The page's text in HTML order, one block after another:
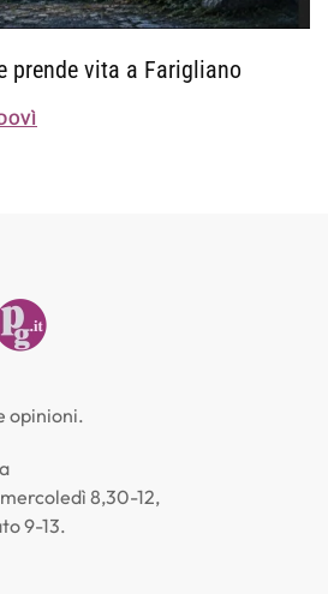
prende vita a Farigliano
opinioni.
8,30-12,
9-13.